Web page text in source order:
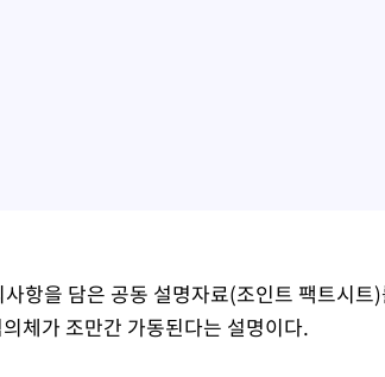
항을 담은 공동 설명자료(조인트 팩트시트
체가 조만간 가동된다는 설명이다.